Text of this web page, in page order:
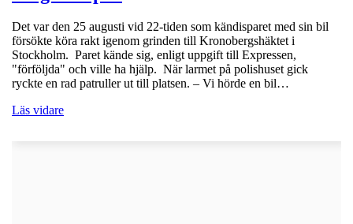
Det var den 25 augusti vid 22-tiden som kändisparet med sin bil
försökte köra rakt igenom grinden till Kronobergshäktet i
Stockholm. Paret kände sig, enligt uppgift till Expressen,
"förföljda" och ville ha hjälp. När larmet på polishuset gick
ryckte en rad patruller ut till platsen. – Vi hörde en bil…
Läs vidare